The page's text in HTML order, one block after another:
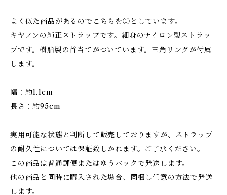
よく似た商品があるのでこちらを①としています。
キヤノンの純正ストラップです。細身のナイロン製ストラッ
プです。樹脂製の首当てがついています。三角リングが付属
します。
幅：約1.1cm
長さ：約95cm
実用可能な状態と判断して販売しておりますが、ストラップ
の耐久性については保証致しかねます。ご了承ください。
この商品は普通郵便またはゆうパックで発送します。
他の商品と同時に購入された場合、同梱し任意の方法で発送
します。